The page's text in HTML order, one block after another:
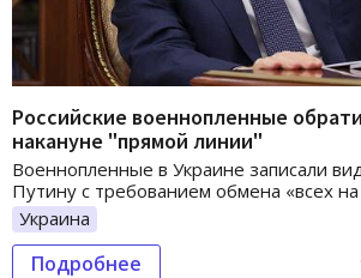
Российские военнопленные
накануне "прямой линии"
Военнопленные в Украине записали
Путину с требованием обмена «всех на
Украина
Подробнее